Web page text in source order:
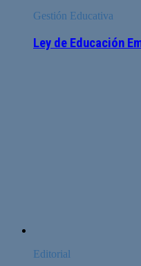
Gestión Educativa
Ley de Educación
Editorial